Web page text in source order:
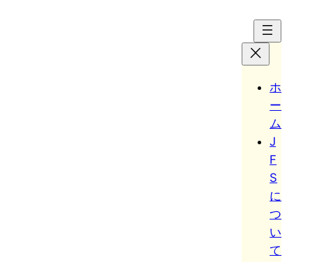
ホ
ー
ム
J
F
S
に
つ
い
て